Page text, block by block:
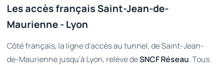
Les accès français Saint-Jean-de-
Maurienne - Lyon
Côté français, la ligne d'accès au tunnel, de Saint-Jean-
de-Maurienne jusqu'à Lyon, relève deSNCF Réseau. Tous